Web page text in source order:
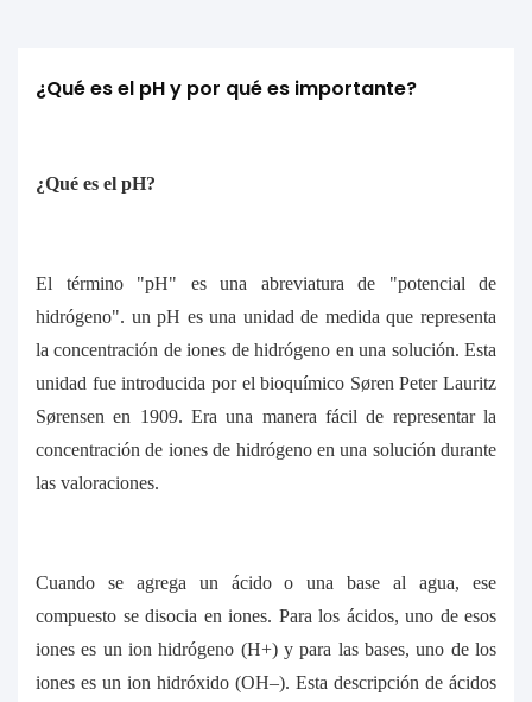
¿Qué es el pH y por qué es importante?
¿Qué es el pH?
El término "pH" es una abreviatura de "potencial de
hidrógeno". un pH es una unidad de medida que representa
la concentración de iones de hidrógeno en una solución. Esta
unidad fue introducida por el bioquímico Søren Peter Lauritz
Sørensen en 1909. Era una manera fácil de representar la
concentración de iones de hidrógeno en una solución durante
las valoraciones.
Cuando se agrega un ácido o una base al agua, ese
compuesto se disocia en iones. Para los ácidos, uno de esos
iones es un ion hidrógeno (H+) y para las bases, uno de los
iones es un ion hidróxido (OH–). Esta descripción de ácidos